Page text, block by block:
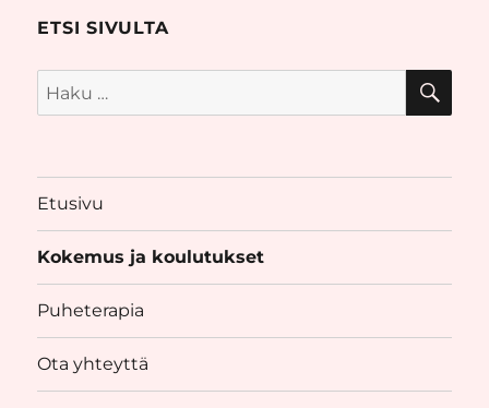
ETSI SIVULTA
Etsi:
Etusivu
Kokemus ja koulutukset
Puheterapia
Ota yhteyttä